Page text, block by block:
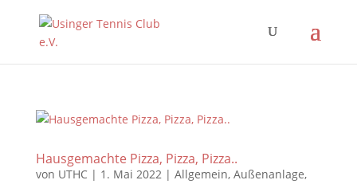
Hausgemachte Pizza, Pizza, Pizza..
von UTHC| 1. Mai 2022| Allgemein, Außenanlage,